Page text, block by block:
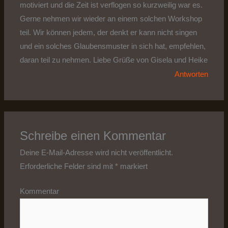
motiviert und die Zeit ist verflogen so kurzweilig war es.
Gerne nehmen wir wieder an einem solchen Workshop
teil. Wir können jedem, der denkt er kann nicht singen
und ein solches Glaubensmuster in sich hat, empfehlen,
daran teil zu nehmen. Liebe Grüße von Gisela und Heike
Antworten
Schreibe einen Kommentar
Deine E-Mail-Adresse wird nicht veröffentlicht.
Erforderliche Felder sind mit* markiert
Kommentar